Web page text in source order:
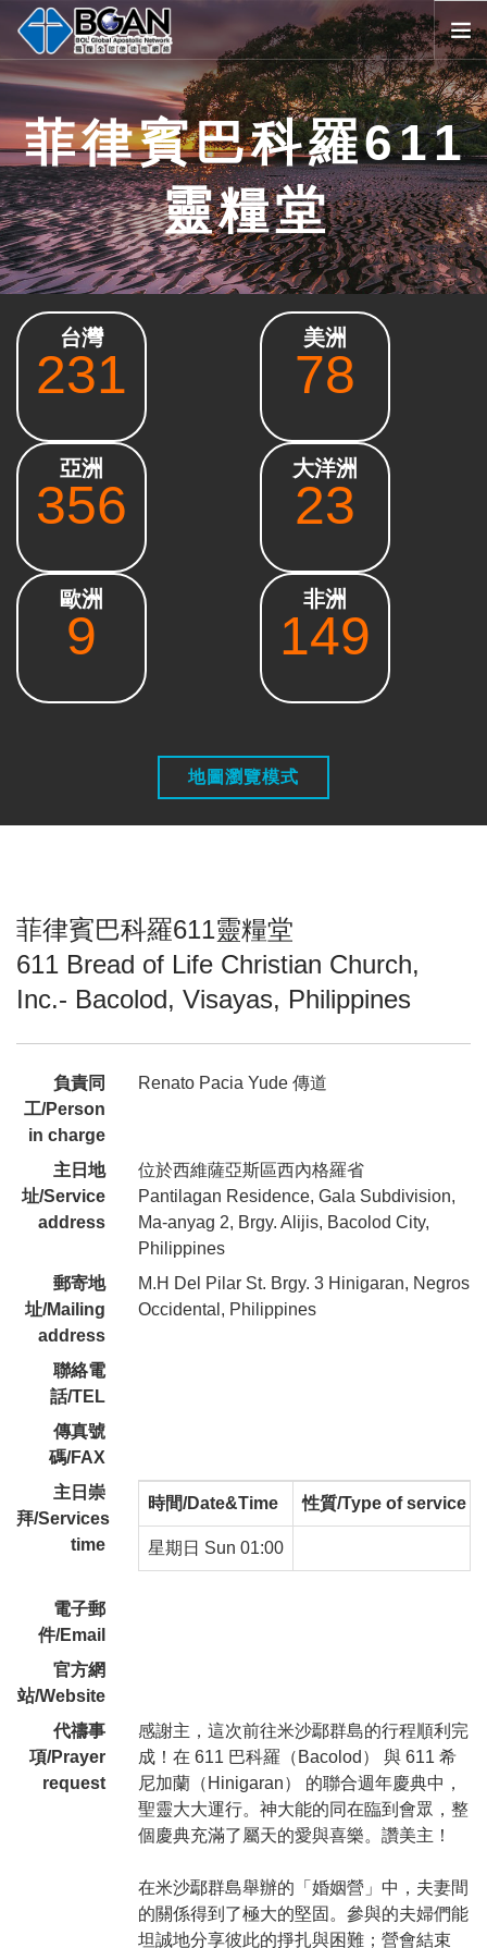
首頁
全球堂會
消息公告
影音媒體
代禱事項
資源共享
友好連結
搜尋
SELECT LANGUAGE
會員登入
菲律賓巴科羅611
靈糧堂
台灣
231
美洲
78
亞洲
356
大洋洲
23
歐洲
9
非洲
149
地圖瀏覽模式
菲律賓巴科羅611靈糧堂
611 Bread of Life Christian Church,
Inc.- Bacolod, Visayas, Philippines
負責同
工/Person
in charge
Renato Pacia Yude 傳道
主日地
址/Service
address
位於西維薩亞斯區西內格羅省
Pantilagan Residence, Gala Subdivision,
Ma-anyag 2, Brgy. Alijis, Bacolod City,
Philippines
郵寄地
址/Mailing
address
M.H Del Pilar St. Brgy. 3 Hinigaran, Negros
Occidental, Philippines
聯絡電
話/TEL
傳真號
碼/FAX
主日崇
拜/Services
time
時間/Date&Time 性質/Type of service
星期日 Sun 01:00
電子郵
件/Email
官方網
站/Website
代禱事
項/Prayer
request
感謝主，這次前往米沙鄢群島的行程順利完
成！在 611 巴科羅（Bacolod） 與 611 希
尼加蘭（Hinigaran） 的聯合週年慶典中，
聖靈大大運行。神大能的同在臨到會眾，整
個慶典充滿了屬天的愛與喜樂。讚美主！
在米沙鄢群島舉辦的「婚姻營」中，夫妻間
的關係得到了極大的堅固。參與的夫婦們能
坦誠地分享彼此的掙扎與困難；營會結束